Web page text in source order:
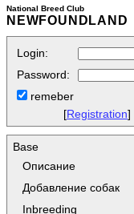
National Breed Club
NEWFOUNDLAND
Login:
Password:
remeber
[Registration]
Base
Описание
Добавление собак
Inbreeding